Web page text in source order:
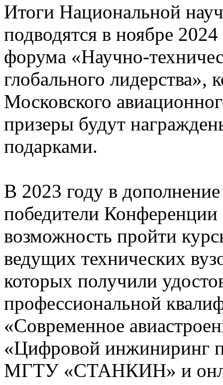
Итоги Национальной
подводятся в ноябре
форума «Научно-
глобального
Московского
призеры будут
подарками.
В 2023 году в
победители
возможность пройти
ведущих технических
которых получили
профессиональной
«Современное
«Цифровой инжиниринг
МГТУ «СТАНКИН» и